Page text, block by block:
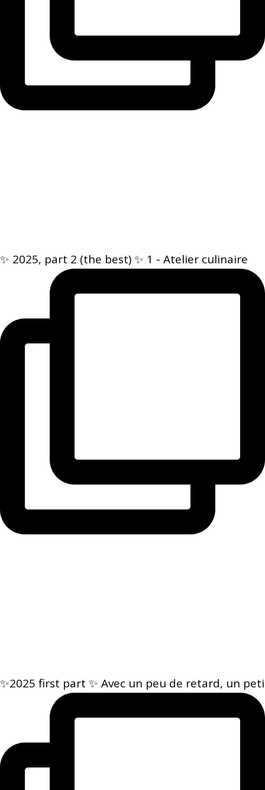
✨ 2025, part 2 (the best) ✨ 1 - Atelier culinaire
✨2025 first part ✨ Avec un peu de retard, un peti